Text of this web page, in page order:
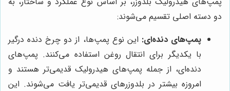
دو دسته اصلی تقسیم می‌شوند:
پمپ‌های دنده‌ای: این نوع پمپ‌ها، از دو چرخ دنده درگیر
با یکدیگر برای انتقال روغن استفاده می‌کنند. پمپ‌های
دنده‌ای، از جمله پمپ‌های هیدرولیک قدیمی‌تر هستند و
امروزه بیشتر در بلدوزرهای قدیمی‌تر یافت می‌شوند. این